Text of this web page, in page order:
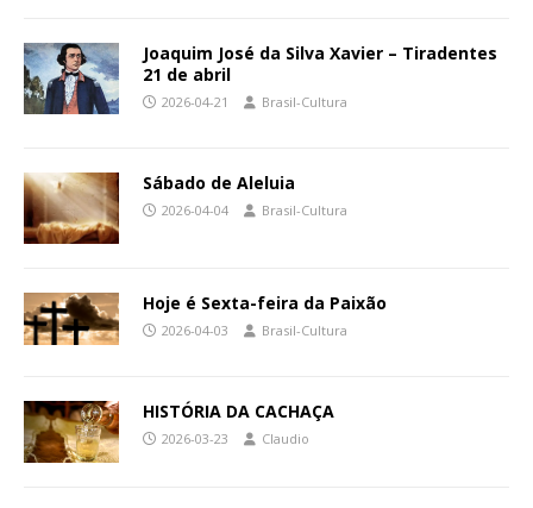
Joaquim José da Silva Xavier – Tiradentes
21 de abril
2026-04-21 Brasil-Cultura
Sábado de Aleluia
2026-04-04 Brasil-Cultura
Hoje é Sexta-feira da Paixão
2026-04-03 Brasil-Cultura
HISTÓRIA DA CACHAÇA
2026-03-23 Claudio